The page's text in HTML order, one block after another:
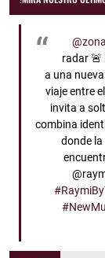
radar 🚨
a una
viaje entre
invita a
combina
donde